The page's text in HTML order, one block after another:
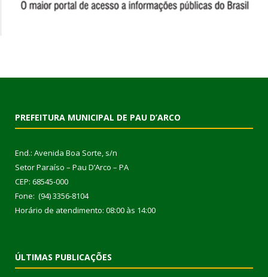
PREFEITURA MUNICIPAL DE PAU D’ARCO
End.: Avenida Boa Sorte, s/n
Setor Paraíso – Pau D’Arco – PA
CEP: 68545-000
Fone: (94) 3356-8104
Horário de atendimento: 08:00 às 14:00
ÚLTIMAS PUBLICAÇÕES